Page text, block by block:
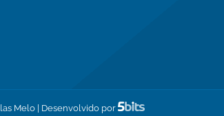
Melo | Desenvolvido por